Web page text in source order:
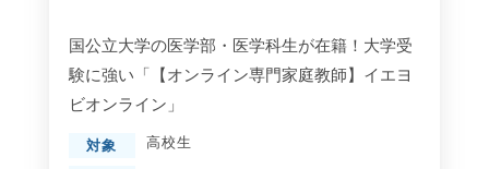
国公立大学の医学部・医学科生が在籍！大学受
験に強い「【オンライン専門家庭教師】イエヨ
ビオンライン」
対象 高校生